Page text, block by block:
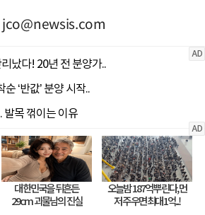
jco@newsis.com